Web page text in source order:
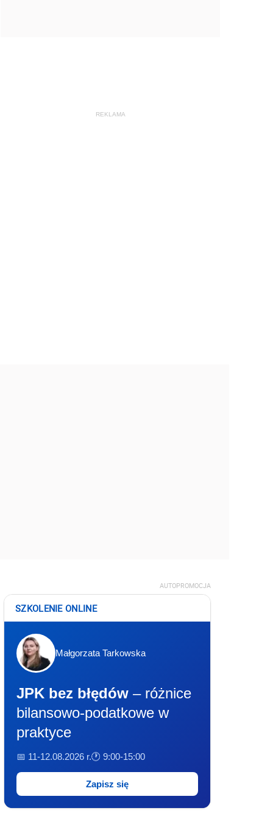
AUTOPROMOCJA
SZKOLENIE ONLINE
Małgorzata Tarkowska
JPK bez błędów – różnice
bilansowo-podatkowe w
praktyce
📅 11-12.08.2026 r.🕐 9:00-15:00
Zapisz się